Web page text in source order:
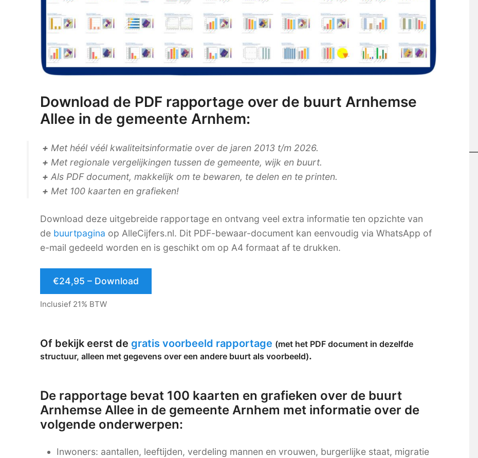
Download de PDF rapportage over de buurt Arnhemse
Allee in de gemeente Arnhem:
+ Met héél véél kwaliteitsinformatie over de jaren 2013 t/m 2026.
+ Met regionale vergelijkingen tussen de gemeente, wijk en buurt.
+ Als PDF document, makkelijk om te bewaren, te delen en te printen.
+ Met 100 kaarten en grafieken!
Download deze uitgebreide rapportage en ontvang veel extra informatie ten opzichte van
de buurtpagina op AlleCijfers.nl. Dit PDF-bewaar-document kan eenvoudig via WhatsApp of
e-mail gedeeld worden en is geschikt om op A4 formaat af te drukken.
€24,95 – Download
Inclusief 21% BTW
Of bekijk eerst de gratis voorbeeld rapportage (met het PDF document in dezelfde
structuur, alleen met gegevens over een andere buurt als voorbeeld).
De rapportage bevat 100 kaarten en grafieken over de buurt
Arnhemse Allee in de gemeente Arnhem met informatie over de
volgende onderwerpen:
Inwoners: aantallen, leeftijden, verdeling mannen en vrouwen, burgerlijke staat, migratie